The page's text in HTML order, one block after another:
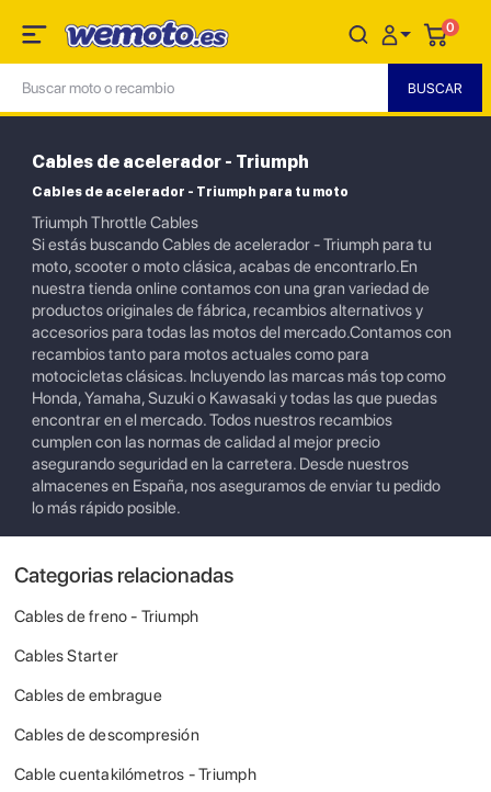
0
Cables de acelerador - Triumph
Cables de acelerador - Triumph para tu moto
Triumph Throttle Cables
Si estás buscando Cables de acelerador - Triumph para tu
moto, scooter o moto clásica, acabas de encontrarlo.En
nuestra tienda online contamos con una gran variedad de
productos originales de fábrica, recambios alternativos y
accesorios para todas las motos del mercado.Contamos con
recambios tanto para motos actuales como para
motocicletas clásicas. Incluyendo las marcas más top como
Honda, Yamaha, Suzuki o Kawasaki y todas las que puedas
encontrar en el mercado. Todos nuestros recambios
cumplen con las normas de calidad al mejor precio
asegurando seguridad en la carretera. Desde nuestros
almacenes en España, nos aseguramos de enviar tu pedido
lo más rápido posible.
Categorias relacionadas
Cables de freno - Triumph
Cables Starter
Cables de embrague
Cables de descompresión
Cable cuentakilómetros - Triumph